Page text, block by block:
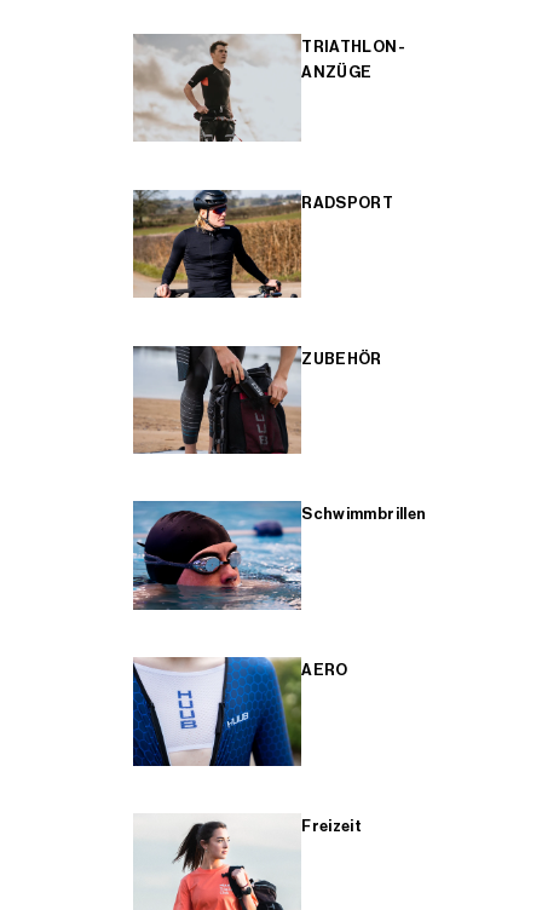
TRIATHLON-
ANZÜGE
RADSPORT
ZUBEHÖR
Schwimmbrillen
AERO
Freizeit